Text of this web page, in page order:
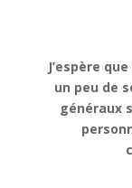
J’espère
un peu de
généraux